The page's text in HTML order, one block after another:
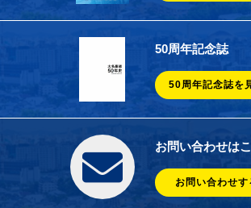
50周年記念誌
50周年記念誌を
お問い合わせは
お問い合わせす